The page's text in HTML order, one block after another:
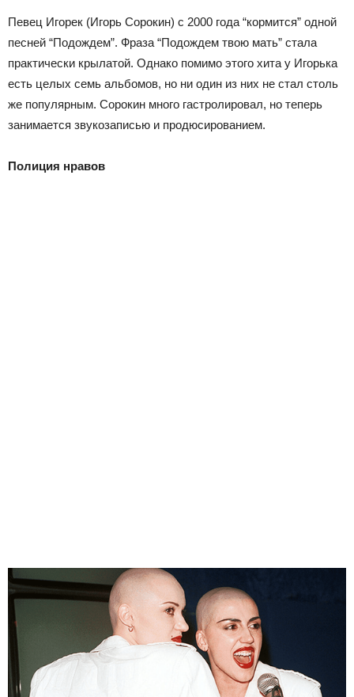
Певец Игорек (Игорь Сорокин) с 2000 года “кормится” одной
песней “Подождем”. Фраза “Подождем твою мать” стала
практически крылатой. Однако помимо этого хита у Игорька
есть целых семь альбомов, но ни один из них не стал столь
же популярным. Сорокин много гастролировал, но теперь
занимается звукозаписью и продюсированием.
Полиция нравов